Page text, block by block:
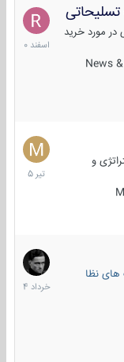
مورد خرید
7
اسفند
1400
و
27
تیر
1405
نظامی خارجی
5
خرداد
1404